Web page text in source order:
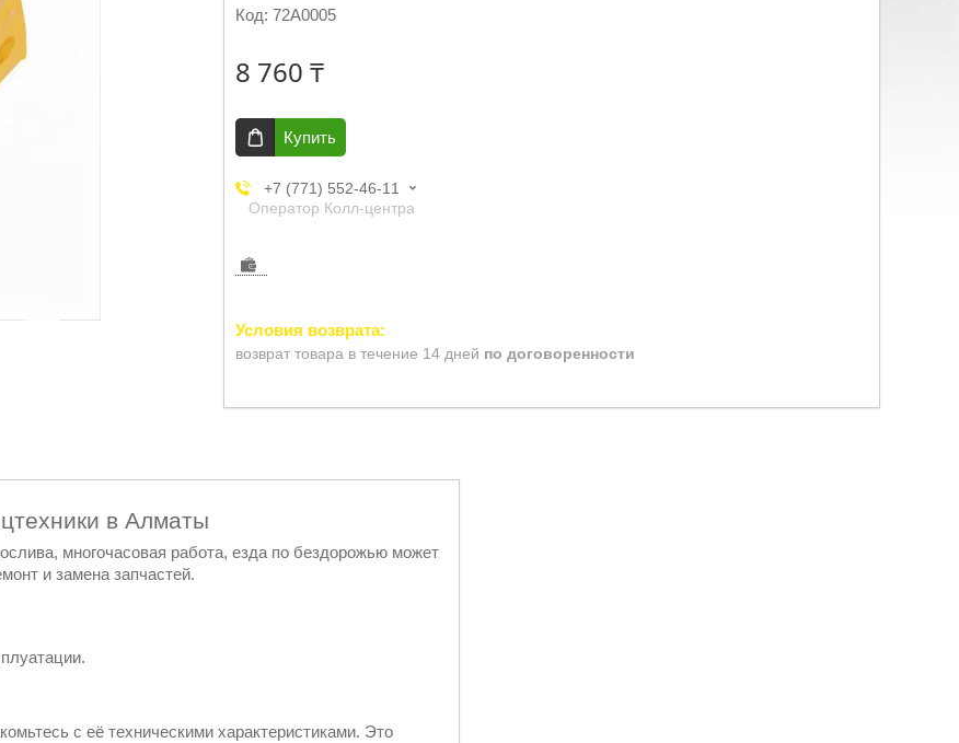
Код: 72A0005
8 760 ₸
Купить
+7 (771) 552-46-11
Оператор Колл-центра
возврат товара в течение 14 дней по договоренности
в Алматы
многочасовая работа, езда по бездорожью может
и замена запчастей.
с её техническими характеристиками. Это